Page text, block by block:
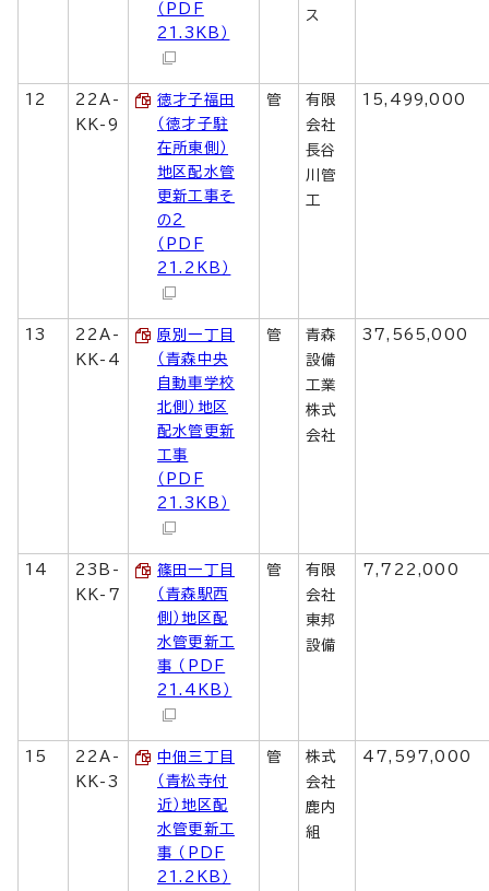
（PDF
21.3KB）
ス
12
22A-
KK-9
徳才子福田
（徳才子駐
在所東側）
地区配水管
更新工事そ
の2
（PDF
21.2KB）
管
有限
会社
長谷
川管
工
15,499,000
13
22A-
KK-4
原別一丁目
（青森中央
自動車学校
北側）地区
配水管更新
工事
（PDF
21.3KB）
管
青森
設備
工業
株式
会社
37,565,000
14
23B-
KK-7
篠田一丁目
（青森駅西
側）地区配
水管更新工
事 （PDF
21.4KB）
管
有限
会社
東邦
設備
7,722,000
15
22A-
KK-3
中佃三丁目
（青松寺付
近）地区配
水管更新工
事 （PDF
21.2KB）
管
株式
会社
鹿内
組
47,597,000